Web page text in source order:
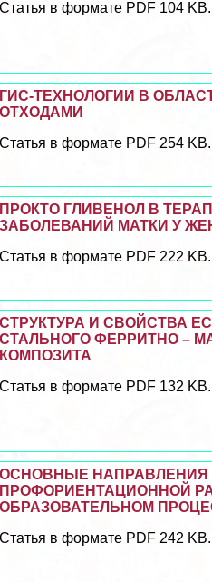
Статья в формате PDF 104
ГИС-ТЕХНОЛОГИИ В
ОТХОДАМИ
Статья в формате PDF 254
ПРОКТО ГЛИВЕНОЛ В
ЗАБОЛЕВАНИЙ МАТКИ У
Статья в формате PDF 222
СТРУКТУРА И СВОЙСТВА
СТАЛЬНОГО ФЕРРИТНО –
КОМПОЗИТА
Статья в формате PDF 132
ОСНОВНЫЕ НАПРАВЛЕНИЯ
ПРОФОРИЕНТАЦИОННОЙ
ОБРАЗОВАТЕЛЬНОМ
Статья в формате PDF 242